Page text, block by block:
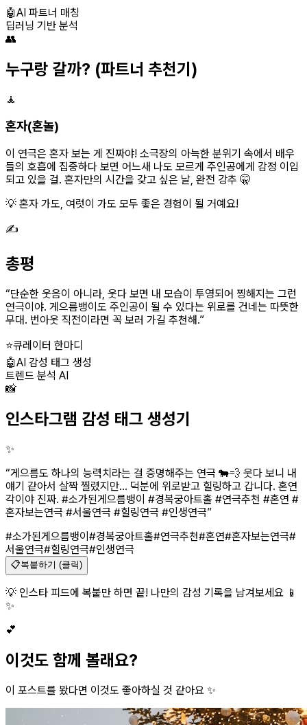
🤖AI 파트너 매칭
딥러닝 기반 분석
👥
누구랑 갈까? (파트너 추천기)
🧘
혼자(혼놀)
이 연극은 혼자 보는 게 진짜야! 소극장의 아늑한 분위기 속에서 배우
들의 호흡에 집중하다 보면 어느새 나도 모르게 주인공에게 감정 이입
되고 있을 걸. 혼자만의 시간을 갖고 싶은 날, 완전 강추 🤫
💡 혼자 가도, 여럿이 가도 모두 좋은 경험이 될 거예요!
✍️
총평
“단순한 웃음이 아니라, 웃다 보면 내 모습이 투영되어 찡해지는 그런
연극이야. 게으름뱅이도 주인공이 될 수 있다는 위로를 건네는 따뜻한
무대. 번아웃 직전이라면 꼭 보러 가길 추천해.”
⭐큐레이터 한마디
🤖AI 감성 태그 생성
트렌드 분석 AI
📸
인스타그램 감성 태그 생성기
✨
“게으름도 하나의 능력치라는 걸 증명해주는 연극 🐄💨 웃다 보니 내
얘기 같아서 살짝 찔렸지만... 덕분에 위로받고 힐링하고 갑니다. 혼연
각이야 진짜. #소가된게으름뱅이 #경복궁아트홀 #연극추천 #혼연 #
혼자보는연극 #서울연극 #힐링연극 #인생연극”
#소가된게으름뱅이 #경복궁아트홀#연극추천#혼연#혼자보는연극#
서울연극#힐링연극#인생연극
📋복붙하기 (클릭)
💡 인스타 피드에 복붙만 하면 끝! 나만의 감성 기록을 남겨보세요 📱
✨
💕
이것도 함께 볼래요?
이 포스트를 봤다면 이것도 좋아하실 것 같아요 ✨